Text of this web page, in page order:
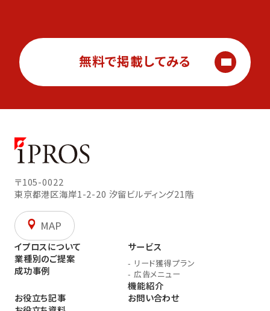
無料で掲載してみる
〒105-0022
東京都港区海岸1-2-20 汐留ビルディング21階
MAP
イプロスについて
業種別のご提案
成功事例
サービス
- リード獲得プラン
- 広告メニュー
機能紹介
お役立ち記事
お問い合わせ